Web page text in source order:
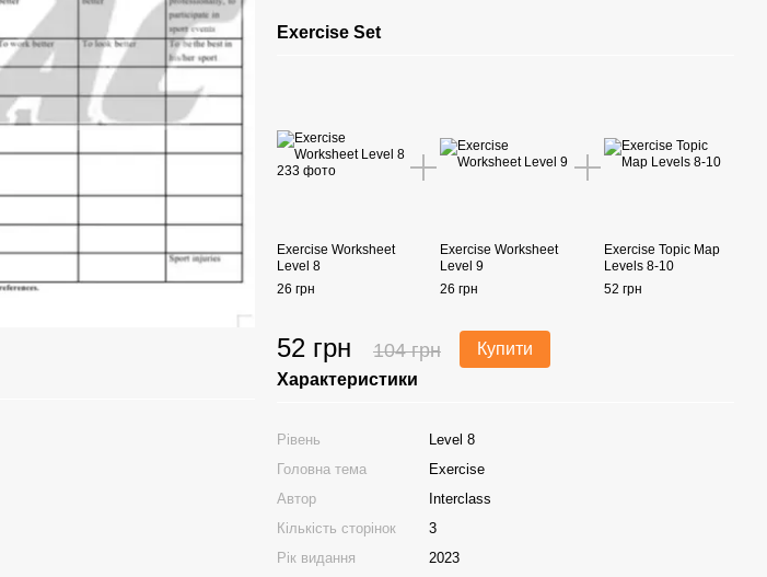
Exercise Set
Exercise Worksheet
Level 8
26 грн
Exercise Worksheet
Level 9
26 грн
Exercise Topic Map
Levels 8-10
52 грн
52 грн 104 грн
Купити
Характеристики
Рівень
Level 8
Головна тема
Exercise
Автор
Interclass
Кількість сторінок
3
Рік видання
2023